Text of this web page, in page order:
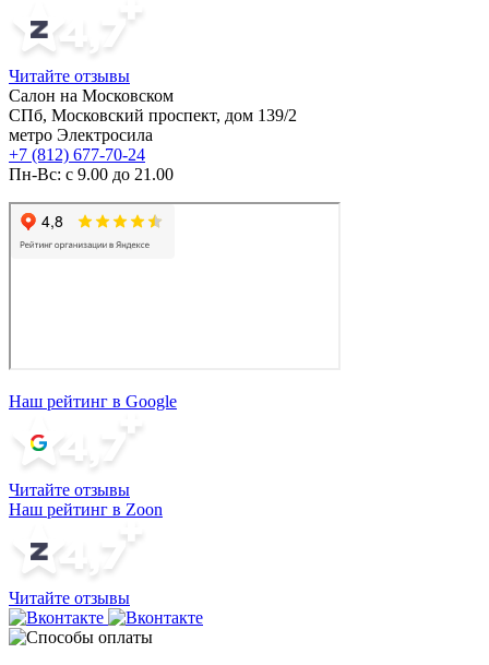
Читайте отзывы
Салон на Московском
СПб, Московский проспект, дом 139/2
метро Электросила
+7 (812) 677-70-24
Пн-Вс: с 9.00 до 21.00
Наш рейтинг в Google
Читайте отзывы
Наш рейтинг в Zoon
Читайте отзывы